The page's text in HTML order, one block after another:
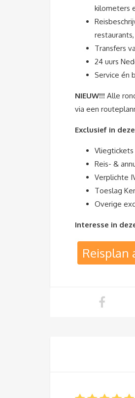
kilometers
Transfers
24 uurs
Service én
NIEUW!!! Alle
via een
Exclusief in
Vliegtickets
Reis- &
Verplichte
Toeslag
Overige
Interesse in
Reisplan